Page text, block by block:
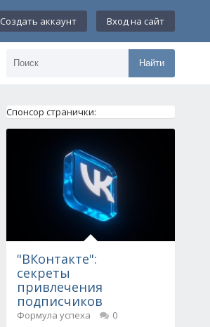
Создать аккаунт Вход на сайт
Найти
Спонсор странички:
"ВКонтакте":
секреты
привлечения
подписчиков
Формула успеха
0